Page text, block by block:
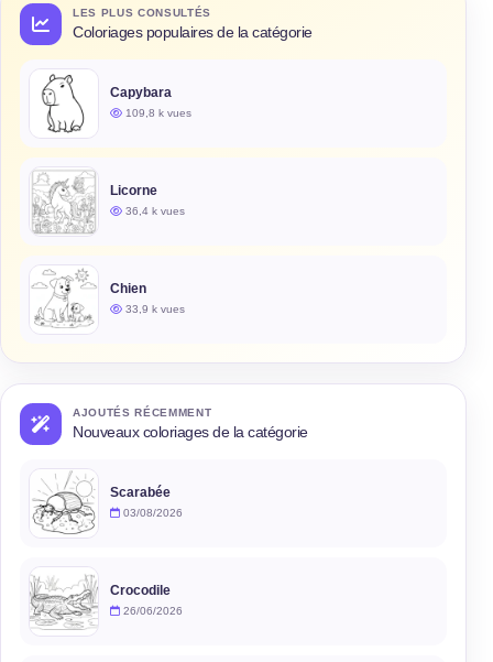
LES PLUS CONSULTÉS
Coloriages populaires de la catégorie
Capybara
109,8 k vues
Licorne
36,4 k vues
Chien
33,9 k vues
AJOUTÉS RÉCEMMENT
Nouveaux coloriages de la catégorie
Scarabée
03/08/2026
Crocodile
26/06/2026